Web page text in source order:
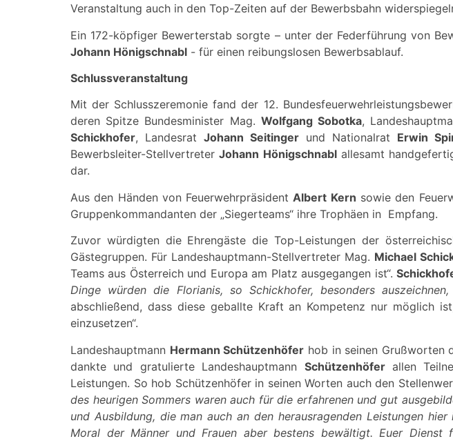
Veranstaltung auch in den Top-Zeiten auf der Bewerbsbahn
Ein 172-köpfiger Bewerterstab sorgte – unter der Federführung von
Johann Hönigschnabl - für einen reibungslosen Bewerbsablauf.
Schlussveranstaltung
Mit der Schlusszeremonie fand der 12.
deren Spitze Bundesminister Mag. Wolfgang Sobotka,
Schickhofer, LandesratJohann Seitinger und Nationalrat Erwin
Bewerbsleiter-StellvertreterJohann Hönigschnablallesamt
dar.
Aus den Händen von Feuerwehrpräsident Albert Kern sowie den
Gruppenkommandanten der „Siegerteams“ ihre Trophäen in Empfang.
Zuvor würdigten die Ehrengäste die Top-Leistungen der
Gästegruppen. Für Landeshauptmann-Stellvertreter Mag. Michael
Teams aus Österreich und Europa am Platz ausgegangen ist“.
Dinge würden die Florianis, so Schickhofer, besonders
abschließend, dass diese geballte Kraft an Kompetenz nur möglich
einzusetzen“.
Landeshauptmann Hermann Schützenhöfer hob in seinen Grußworten
dankte und gratulierte Landeshauptmann Schützenhöferallen
Leistungen. So hob Schützenhöfer in seinen Worten auch den
des heurigen Sommers waren auch für die erfahrenen und gut
und Ausbildung, die man auch an den herausragenden Leistungen
Moral der Männer und Frauen aber bestens bewältigt. Euer